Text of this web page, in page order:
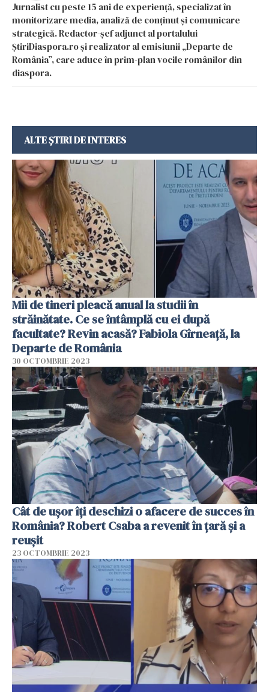
Jurnalist cu peste 15 ani de experiență, specializat în
monitorizare media, analiză de conținut și comunicare
strategică. Redactor-șef adjunct al portalului
ȘtiriDiaspora.ro și realizator al emisiunii „Departe de
România”, care aduce în prim-plan vocile românilor din
diaspora.
ALTE ȘTIRI DE INTERES
Mii de tineri pleacă anual la studii în
străinătate. Ce se întâmplă cu ei după
facultate? Revin acasă? Fabiola Gîrneață, la
Departe de România
30 OCTOMBRIE 2023
Cât de ușor îți deschizi o afacere de succes în
România? Robert Csaba a revenit în țară și a
reușit
23 OCTOMBRIE 2023